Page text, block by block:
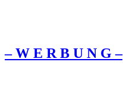
– W Ε R Β U Ν G –